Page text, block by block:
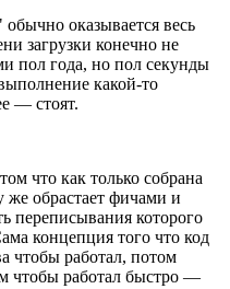
оказывается весь
загрузки конечно не
пол года, но пол секунды
какой-то
— стоят.
что как только собрана
же обрастает фичами и
переписывания которого
концепция того что код
чтобы работал, потом
чтобы работал быстро —